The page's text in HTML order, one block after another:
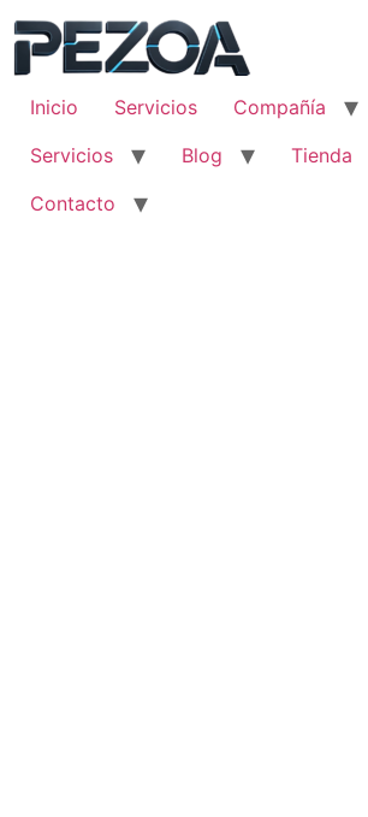
contenido
Inicio
Servicios
Compañía
Servicios
Blog
Tienda
Contacto